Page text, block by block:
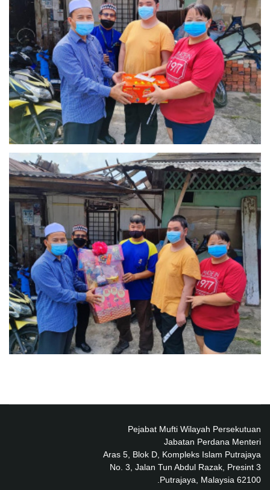
Pejabat Mufti Wilayah Persekutuan
Jabatan Perdana Menteri
Aras 5, Blok D, Kompleks Islam Putrajaya
No. 3, Jalan Tun Abdul Razak, Presint 3
62100 Putrajaya, Malaysia.